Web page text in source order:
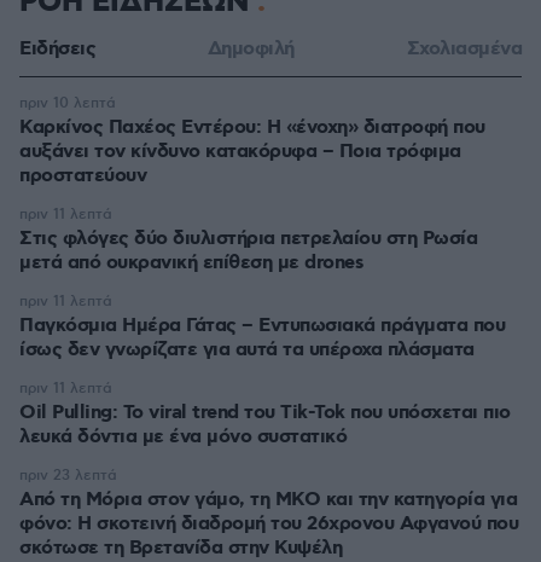
Ειδήσεις Δημοφιλή Σχολιασμένα
Καρκίνος Παχέος Εντέρου: Η «ένοχη» διατροφή που
αυξάνει τον κίνδυνο κατακόρυφα – Ποια τρόφιμα
προστατεύουν
πριν 10 λεπτά
Στις φλόγες δύο διυλιστήρια πετρελαίου στη Ρωσία
μετά από ουκρανική επίθεση με drones
πριν 11 λεπτά
Παγκόσμια Ημέρα Γάτας – Εντυπωσιακά πράγματα που
ίσως δεν γνωρίζατε για αυτά τα υπέροχα πλάσματα
πριν 11 λεπτά
Oil Pulling: To viral trend του Tik-Tok που υπόσχεται πιο
λευκά δόντια με ένα μόνο συστατικό
πριν 11 λεπτά
Από τη Μόρια στον γάμο, τη ΜΚΟ και την κατηγορία για
φόνο: Η σκοτεινή διαδρομή του 26χρονου Αφγανού που
σκότωσε τη Βρετανίδα στην Κυψέλη
πριν 23 λεπτά